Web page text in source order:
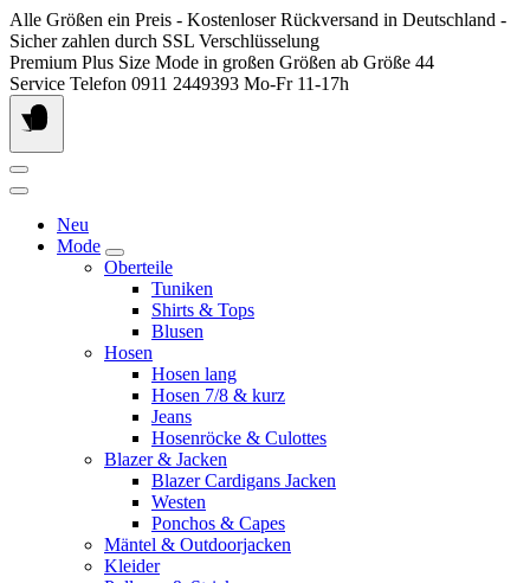
Springen
Sie
zum
Inhalt
Alle Größen ein Preis - Kostenloser Rückversand in Deutschland -
Sicher zahlen durch SSL Verschlüsselung
Premium Plus Size Mode in großen Größen ab Größe 44
Service Telefon 0911 2449393 Mo-Fr 11-17h
Neu
Mode
Oberteile
Tuniken
Shirts & Tops
Blusen
Hosen
Hosen lang
Hosen 7/8 & kurz
Jeans
Hosenröcke & Culottes
Blazer & Jacken
Blazer Cardigans Jacken
Westen
Ponchos & Capes
Mäntel & Outdoorjacken
Kleider